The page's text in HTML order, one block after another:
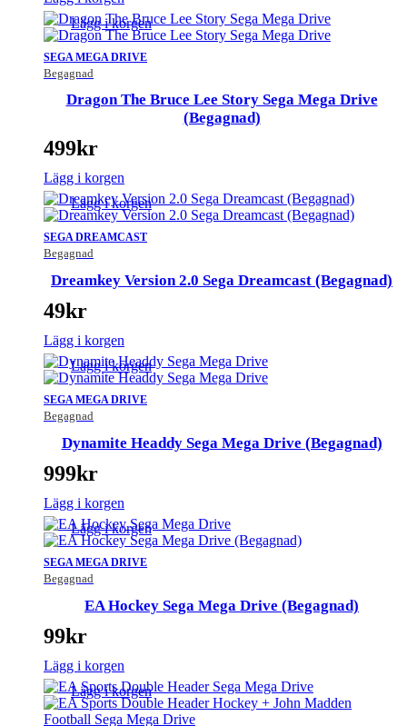
SEGA MEGA DRIVE
Begagnad
Lägg i korgen
Dragon The Bruce Lee Story Sega Mega Drive
(Begagnad)
499kr
Lägg i korgen
SEGA DREAMCAST
Begagnad
Lägg i korgen
Dreamkey Version 2.0 Sega Dreamcast (Begagnad)
49kr
Lägg i korgen
SEGA MEGA DRIVE
Begagnad
Lägg i korgen
Dynamite Headdy Sega Mega Drive (Begagnad)
999kr
Lägg i korgen
SEGA MEGA DRIVE
Begagnad
Lägg i korgen
EA Hockey Sega Mega Drive (Begagnad)
99kr
Lägg i korgen
Lägg i korgen